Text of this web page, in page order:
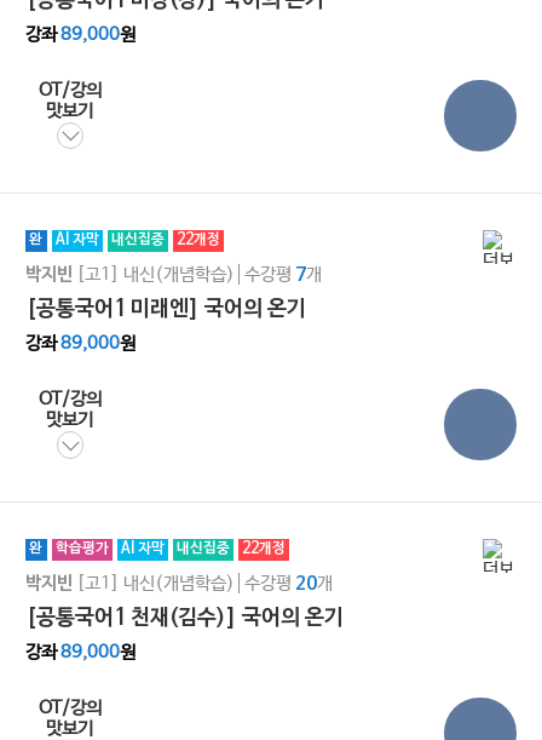
강좌89,000원
OT/강의
맛보기
완 AI 자막 내신집중 22개정
박지빈 [고1] 내신(개념학습) 수강평 7개
[공통국어1 미래엔] 국어의 온기
강좌89,000원
OT/강의
맛보기
완 학습평가 AI 자막 내신집중 22개정
박지빈 [고1] 내신(개념학습) 수강평 20개
[공통국어1 천재(김수)] 국어의 온기
강좌89,000원
OT/강의
맛보기